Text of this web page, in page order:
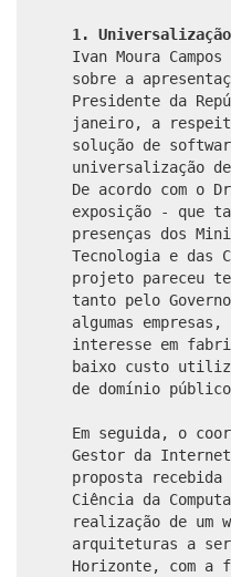
1.
Ivan Moura
sobre a
Presidente da
janeiro, a
solução de
universalização
De acordo com o
exposição - que
presenças dos
Tecnologia e das
projeto pareceu
tanto pelo
algumas
interesse em
baixo custo
de domínio
Em seguida, o
Gestor da Internet
proposta recebida
Ciência da
realização de um
arquiteturas a
Horizonte, com a